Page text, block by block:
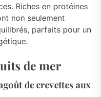
Riches en protéines
non seulement
parfaits pour un
de mer
de crevettes aux